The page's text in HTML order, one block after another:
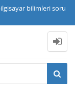
bilimleri soru